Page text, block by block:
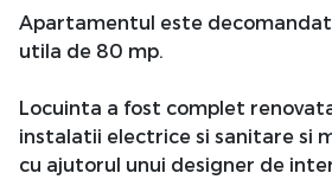
Apartamentul este
utila de 80 mp.
Locuinta a fost complet
instalatii electrice si sanitare si
cu ajutorul unui designer de